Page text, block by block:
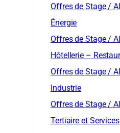
Offresde Stage /
Énergie
Offresde Stage /
Hôtellerie –
Offresde Stage /
Industrie
Offresde Stage /
Tertiaire et Services